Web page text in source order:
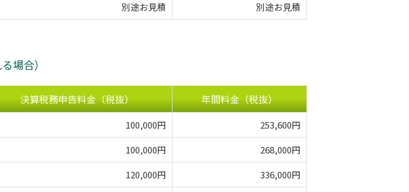
別途お見積 別途お見積
場合）
決算税務申告料金（税抜） 年間料金（税抜）
100,000円
253,600円
100,000円
268,000円
120,000円
336,000円